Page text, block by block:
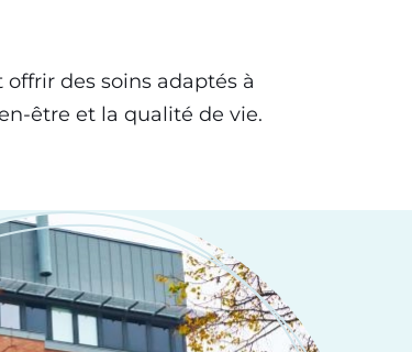
des soins adaptés à
être et la qualité de vie.